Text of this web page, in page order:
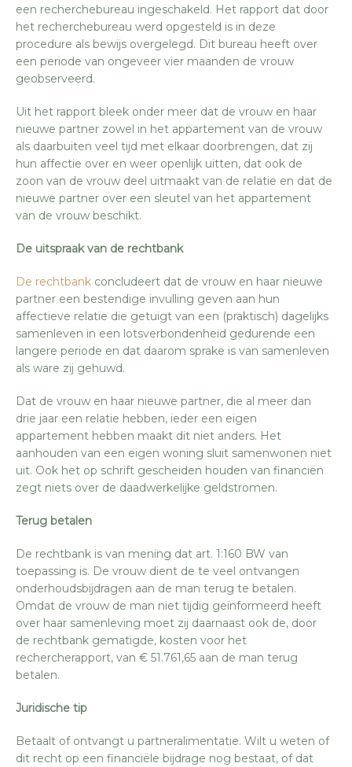
een recherchebureau ingeschakeld. Het rapport dat door
het recherchebureau werd opgesteld is in deze
procedure als bewijs overgelegd. Dit bureau heeft over
een periode van ongeveer vier maanden de vrouw
geobserveerd.
Uit het rapport bleek onder meer dat de vrouw en haar
nieuwe partner zowel in het appartement van de vrouw
als daarbuiten veel tijd met elkaar doorbrengen, dat zij
hun affectie over en weer openlijk uitten, dat ook de
zoon van de vrouw deel uitmaakt van de relatie en dat de
nieuwe partner over een sleutel van het appartement
van de vrouw beschikt.
De uitspraak van de rechtbank
De rechtbank concludeert dat de vrouw en haar nieuwe
partner een bestendige invulling geven aan hun
affectieve relatie die getuigt van een (praktisch) dagelijks
samenleven in een lotsverbondenheid gedurende een
langere periode en dat daarom sprake is van samenleven
als ware zij gehuwd.
Dat de vrouw en haar nieuwe partner, die al meer dan
drie jaar een relatie hebben, ieder een eigen
appartement hebben maakt dit niet anders. Het
aanhouden van een eigen woning sluit samenwonen niet
uit. Ook het op schrift gescheiden houden van financiën
zegt niets over de daadwerkelijke geldstromen.
Terug betalen
De rechtbank is van mening dat art. 1:160 BW van
toepassing is. De vrouw dient de te veel ontvangen
onderhoudsbijdragen aan de man terug te betalen.
Omdat de vrouw de man niet tijdig geïnformeerd heeft
over haar samenleving moet zij daarnaast ook de, door
de rechtbank gematigde, kosten voor het
rechercherapport, van € 51.761,65 aan de man terug
betalen.
Juridische tip
Betaalt of ontvangt u partneralimentatie. Wilt u weten of
dit recht op een financiële bijdrage nog bestaat, of dat